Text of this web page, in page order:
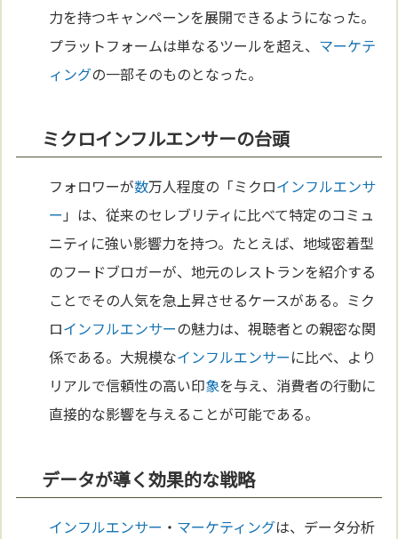
力を持つキャンペーンを展開できるようになった。
プラットフォームは単なるツールを超え、 マーケテ
ィングの一部そのものとなった。
ミクロインフルエンサーの台頭
フォロワーが数万人程度の「ミクロインフルエンサ
ー 」は、従来のセレブリティに比べて特定のコミュ
ニティに強い影響力を持つ。たとえば、地域密着型
のフードブロガーが、地元のレストランを紹介する
ことでその人気を急上昇させるケースがある。ミク
ロインフルエンサーの魅力は、視聴者との親密な関
係である。大規模なインフルエンサーに比べ、より
リアルで信頼性の高い印象を与え、消費者の行動に
直接的な影響を与えることが可能である。
データが導く効果的な戦略
インフルエンサー ・ マーケティングは、データ分析